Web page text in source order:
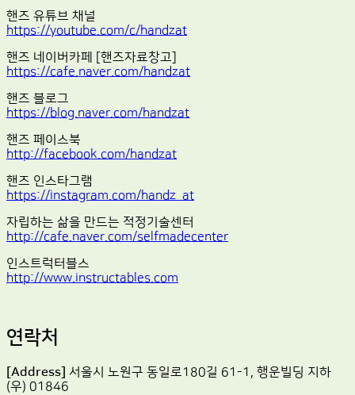
핸즈 유튜브 채널
https://youtube.com/c/handzat
핸즈 네이버카페 [핸즈자료창고]
https://cafe.naver.com/handzat
핸즈 블로그
https://blog.naver.com/handzat
핸즈 페이스북
http://facebook.com/handzat
핸즈 인스타그램
https://instagram.com/handz_at
자립하는 삶을 만드는 적정기술센터
http://cafe.naver.com/selfmadecenter
인스트럭터블스
http://www.instructables.com
연락처
[Address] 서울시 노원구 동일로180길 61-1, 행운빌딩 지하
(우) 01846